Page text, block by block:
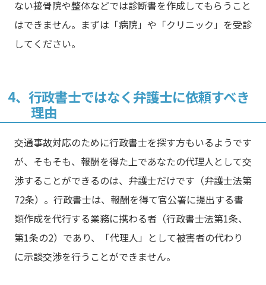
ない接骨院や整体などでは診断書を作成してもらうこと
はできません。まずは「病院」や「クリニック」を受診
してください。
4、行政書士ではなく弁護士に依頼すべき
理由
交通事故対応のために行政書士を探す方もいるようです
が、そもそも、報酬を得た上であなたの代理人として交
渉することができるのは、弁護士だけです（弁護士法第
72条）。行政書士は、報酬を得て官公署に提出する書
類作成を代行する業務に携わる者（行政書士法第1条、
第1条の2）であり、「代理人」として被害者の代わり
に示談交渉を行うことができません。